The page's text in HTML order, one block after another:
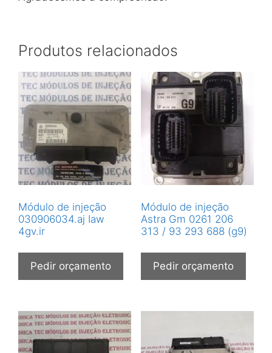
Produtos relacionados
Módulo de injeção
030906034.aj Iaw
4gv.ir
Pedir orçamento
Módulo de injeção
Astra Gm 0261 206
313 / 93 293 688 (g9)
Pedir orçamento